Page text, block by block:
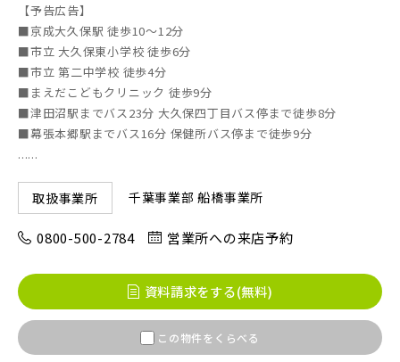
JR東北本線 [宇都宮線]
JR高崎線
JR常磐線 [各駅停車]
JR常磐線 [快速]
見学OK東京都葛飾区
【予告広告】リーズン青砥 アイ・ラウンジ
地図にあるご希望の物件アイコンをクリックすると
物件詳細が表示されます
すぐに入居可能
画像
すべて 外観
キッチン
その他 関連画像
指定なし
埼玉県川越市 埼玉県川口市
【予告広告】
■京成大久保駅 徒歩10～12分
■市立 大久保東小学校 徒歩6分
■市立 第二中学校 徒歩4分
■まえだこどもクリニック 徒歩9分
■津田沼駅までバス23分 大久保四丁目バス停まで徒歩8分
■幕張本郷駅までバス16分 保健所バス停まで徒歩9分
......
取扱事業所 千葉事業部 船橋事業所
0800-500-2784 営業所への来店予約
資料請求をする(無料)
この物件をくらべる